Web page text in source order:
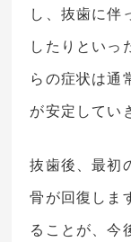
し、抜歯に伴
したりといっ
らの症状は通
が安定してい
抜歯後、最初
骨が回復しま
ることが、今